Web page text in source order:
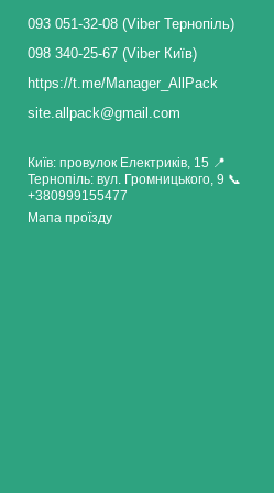
093 051-32-08 (Viber Тернопіль)
098 340-25-67 (Viber Київ)
https://t.me/Manager_AllPack
site.allpack@gmail.com
Київ: провулок Електриків, 15 📍
Тернопіль: вул. Громницького, 9 📞
+380999155477
Мапа проїзду